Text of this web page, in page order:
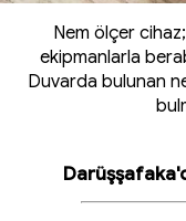
Nem ölçer
ekipmanlarla
Duvarda bulunan